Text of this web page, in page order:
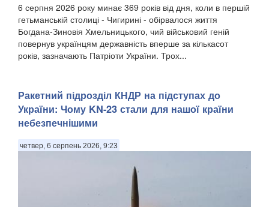
6 серпня 2026 року минає 369 років від дня, коли в першій
гетьманській столиці - Чигирині - обірвалося життя
Богдана-Зиновія Хмельницького, чий військовий геній
повернув українцям державність вперше за кількасот
років, зазначають Патріоти України. Трох...
Ракетний підрозділ КНДР на підступах до
України: Чому KN-23 стали для нашої країни
небезпечнішими
четвер, 6 серпень 2026, 9:23